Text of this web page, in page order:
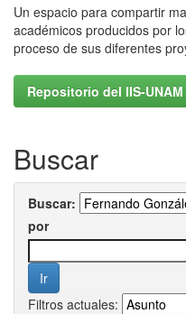
Un espacio para compartir
académicos producidos por
proceso de sus diferentes
Repositorio del IIS-UNAM
Buscar
Buscar:
por
Filtros actuales: